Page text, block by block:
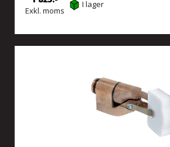
Exkl. moms
I lager